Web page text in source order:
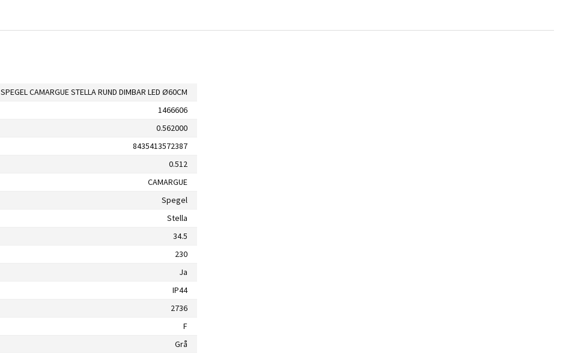
SPEGEL CAMARGUE STELLA RUND DIMBAR LED Ø60CM
1466606
0.562000
8435413572387
0.512
CAMARGUE
Spegel
Stella
34.5
230
Ja
IP44
2736
F
Grå